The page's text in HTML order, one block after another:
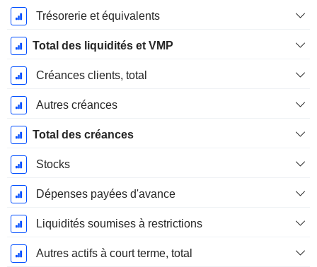
Décembre
Trésorerie et équivalents
Total des liquidités et VMP
Créances clients, total
Autres créances
Total des créances
Stocks
Dépenses payées d'avance
Liquidités soumises à restrictions
Autres actifs à court terme, total